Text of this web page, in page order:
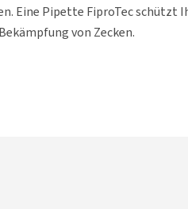
Eine Pipette FiproTec schützt
von Zecken.